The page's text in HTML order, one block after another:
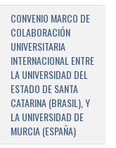
CONVENIO MARCO DE
COLABORACIÓN
UNIVERSITARIA
INTERNACIONAL ENTRE
LA UNIVERSIDAD DEL
ESTADO DE SANTA
CATARINA (BRASIL), Y
LA UNIVERSIDAD DE
MURCIA (ESPAÑA)